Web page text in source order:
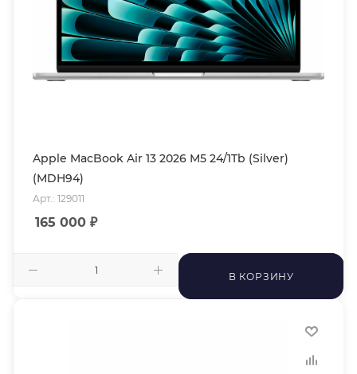
Apple MacBook Air 13 2026 M5 24/1Tb (Silver)
(MDH94)
Арт.: 129011
165 000 ₽
В КОРЗИНУ